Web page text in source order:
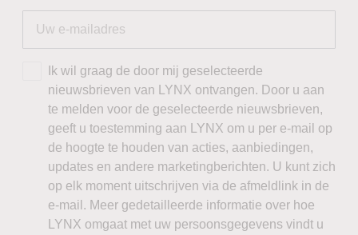
Ik wil graag de door mij geselecteerde
nieuwsbrieven van LYNX ontvangen. Door u aan
te melden voor de geselecteerde nieuwsbrieven,
geeft u toestemming aan LYNX om u per e-mail op
de hoogte te houden van acties, aanbiedingen,
updates en andere marketingberichten. U kunt zich
op elk moment uitschrijven via de afmeldlink in de
e-mail. Meer gedetailleerde informatie over hoe
LYNX omgaat met uw persoonsgegevens vindt u